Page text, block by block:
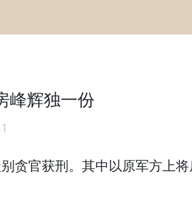
峰辉独一份
官获刑。其中以原军方上将